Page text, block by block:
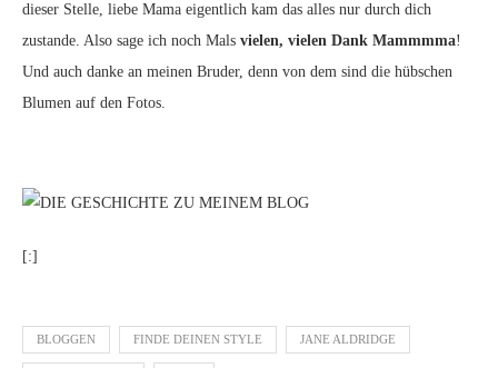
dieser Stelle, liebe Mama eigentlich kam das alles nur durch dich
zustande. Also sage ich noch Mals vielen, vielen Dank Mammmma!
Und auch danke an meinen Bruder, denn von dem sind die hübschen
Blumen auf den Fotos.
[:]
BLOGGEN FINDE DEINEN STYLE JANE ALDRIDGE